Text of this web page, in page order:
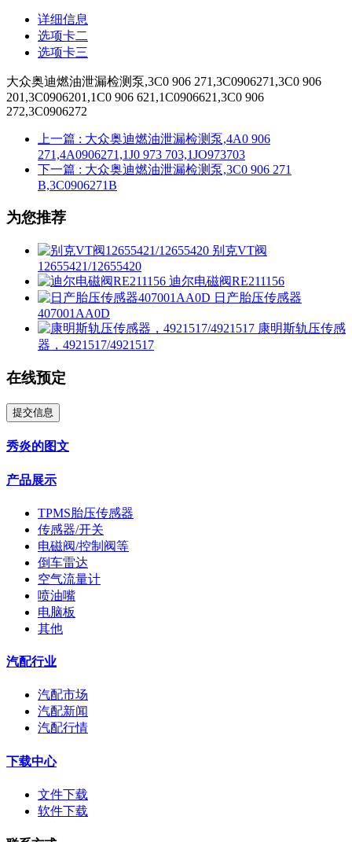
详细信息
选项卡二
选项卡三
大众奥迪燃油泄漏检测泵,3C0 906 271,3C0906271,3C0 906
201,3C0906201,1C0 906 621,1C0906621,3C0 906
272,3C0906272
上一篇 : 大众奥迪燃油泄漏检测泵,4A0 906
271,4A0906271,1J0 973 703,1JO973703
下一篇 : 大众奥迪燃油泄漏检测泵,3C0 906 271
B,3C0906271B
为您推荐
别克VT阀
12655421/12655420
迪尔电磁阀RE211156
日产胎压传感器
407001AA0D
康明斯轨压传感
器，4921517/4921517
在线预定
提交信息
秀炎的图文
产品展示
TPMS胎压传感器
传感器/开关
电磁阀/控制阀等
倒车雷达
空气流量计
喷油嘴
电脑板
其他
汽配行业
汽配市场
汽配新闻
汽配行情
下载中心
文件下载
软件下载